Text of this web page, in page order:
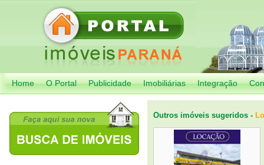
Home O Portal Publicidade Imobiliárias Integração
Outros imóveis sugeridos -